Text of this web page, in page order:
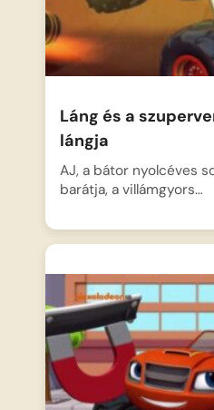
Láng és a
lángja
AJ, a bátor nyolcéves
barátja, a villámgyors…